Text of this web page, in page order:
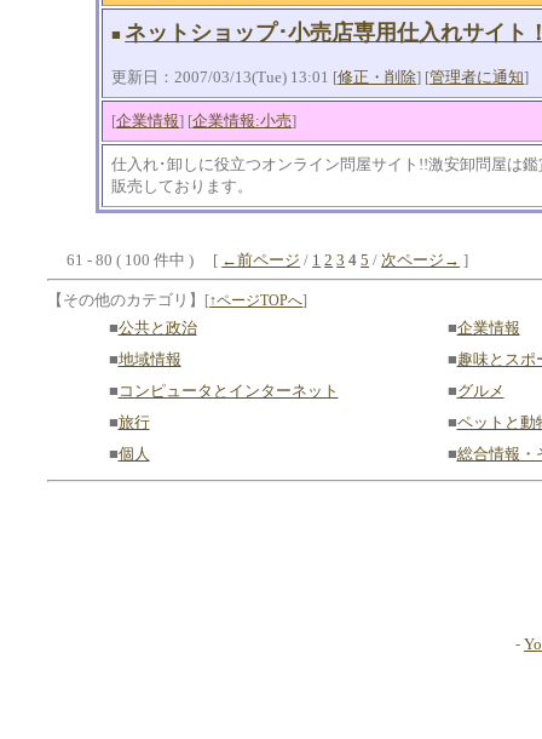
■ ネットショップ･小売店専用仕入れサイト
更新日：2007/03/13(Tue) 13:01 [修正・削除] [管理者に通知]
[企業情報] [企業情報:小売]
仕入れ･卸しに役立つオンライン問屋サイト!!激安卸問屋は
販売しております。
61 - 80 ( 100 件中 ) [ ←前ページ / 1 2 3 4 5 / 次ページ→ ]
【その他のカテゴリ】 [↑ページTOPへ]
■公共と政治 ■企業情報
■地域情報 ■趣味とスポ
■ コンピュータとインターネット ■グルメ
■旅行 ■ペットと動
■個人 ■総合情報・
-